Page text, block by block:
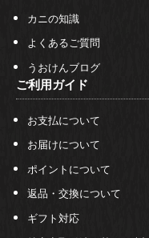
カニの知識
よくあるご質問
うおけんブログ
ご利用ガイド
お支払について
お届けについて
ポイントについて
返品・交換について
ギフト対応